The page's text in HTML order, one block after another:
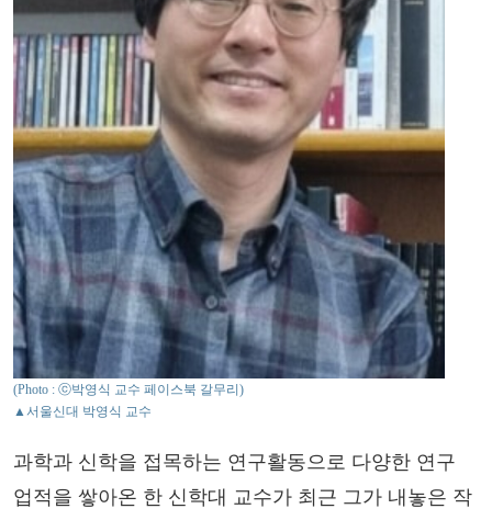
(Photo : ⓒ박영식 교수 페이스북 갈무리)
▲서울신대 박영식 교수
과학과 신학을 접목하는 연구활동으로 다양한 연구
업적을 쌓아온 한 신학대 교수가 최근 그가 내놓은 작